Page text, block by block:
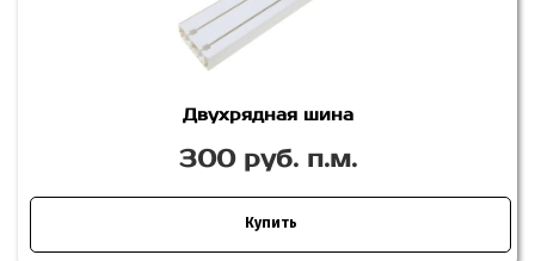
Двухрядная шина
300 руб. п.м.
Купить